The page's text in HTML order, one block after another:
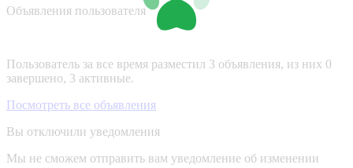
Объявления пользователя
Пользователь за все время разместил 3 объявления, из них 0
завершено, 3 активные.
Посмотреть все объявления
Вы отключили уведомления
Мы не сможем отправить вам уведомление об изменении